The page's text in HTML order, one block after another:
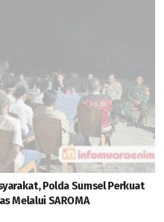
Polda Sumsel Perkuat
Melalui SAROMA